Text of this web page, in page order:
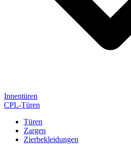
Innentüren
CPL-Türen
Türen
Zargen
Zierbekleidungen